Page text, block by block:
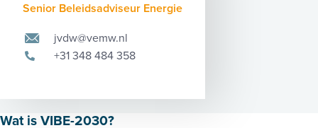
Senior Beleidsadviseur Energie
jvdw@vemw.nl
+31 348 484 358
Wat is VIBE-2030?